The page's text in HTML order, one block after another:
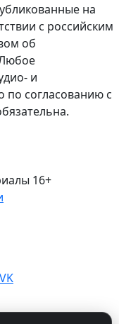
на
с российским
об
и
по согласованию с
16+